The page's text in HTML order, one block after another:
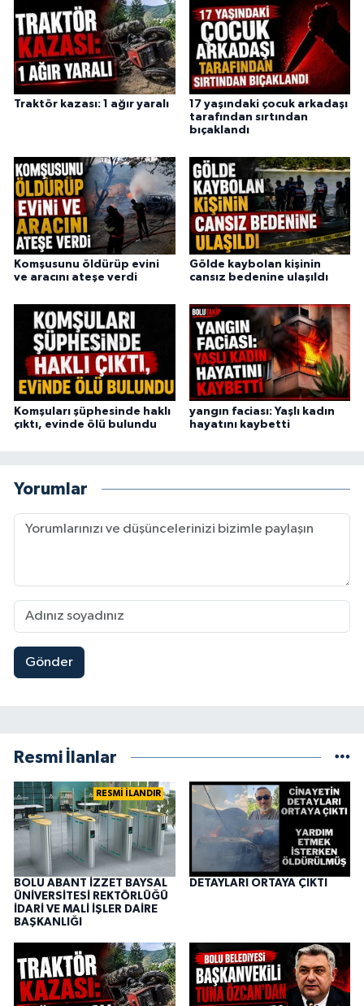
Traktör kazası: 1 ağır yaralı
17 yaşındaki çocuk arkadaşı
tarafından sırtından
bıçaklandı
Komşusunu öldürüp evini
ve aracını ateşe verdi
Gölde kaybolan kişinin
cansız bedenine ulaşıldı
Komşuları şüphesinde haklı
çıktı, evinde ölü bulundu
yangın faciası: Yaşlı kadın
hayatını kaybetti
Yorumlar
Gönder
Resmi İlanlar
RESMİ İLANDIR
BOLU ABANT İZZET BAYSAL
ÜNİVERSİTESİ REKTÖRLÜĞÜ
İDARİ VE MALİ İŞLER DAİRE
BAŞKANLIĞI
DETAYLARI ORTAYA ÇIKTI